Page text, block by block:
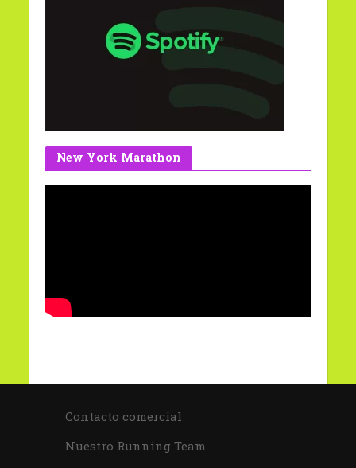
New York Marathon
Contacto comercial
Nuestro Running Team